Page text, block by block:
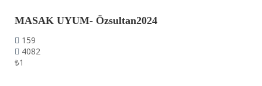
MASAK UYUM- Özsultan2024
159
4082
₺1